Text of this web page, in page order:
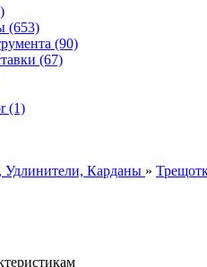
(653)
(90)
(67)
(1)
Удлинители, Карданы »